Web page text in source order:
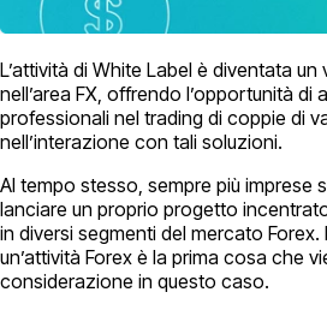
L’attività di White Label è diventata
nell’area FX, offrendo l’opportunità di
professionali nel trading di coppie di
nell’interazione con tali soluzioni.
Al tempo stesso, sempre più imprese
lanciare un proprio progetto
in diversi segmenti del mercato
un’attività Forex è la prima cosa che
considerazione in questo caso.